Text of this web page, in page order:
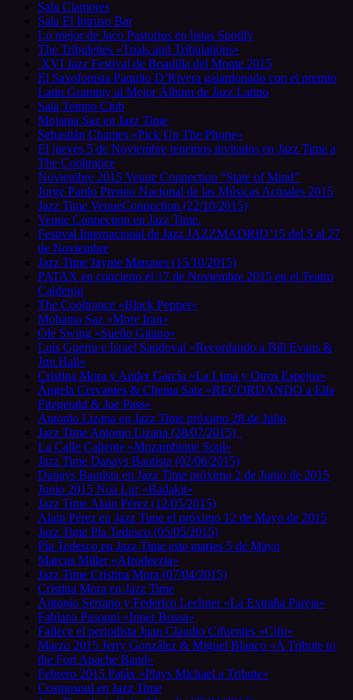
Sala Clamores
Sala El Intruso Bar
Lo mejor de Jaco Pastorius en listas Spotify
The Tribulettes «Trials and Tribulations»
XVI Jazz Festival de Boadilla del Monte 2015
El Saxofonista Paquito D’Rivera galardonado con el premio
Latin Grammy al Mejor Álbum de Jazz Latino
Sala Tempo Club
Mojama Saz en Jazz Time
Sebastián Chames «Pick Up The Phone»
El jueves 5 de Noviembre tenemos invitados en Jazz Time a
The Cooltrance
Noviembre 2015 Venue Connection “State of Mind”
Jorge Pardo Premio Nacional de las Músicas Actuales 2015
Jazz Time VenueConnection (22/10/2015)
Venue Connection en Jazz Time.
Festival Internacional de Jazz JAZZMADRID’15 del 5 al 27
de Noviembre
Jazz Time Jayme Marques (15/10/2015)
PATAX en concierto el 17 de Noviembre 2015 en el Teatro
Calderon
The Cooltrance «Black Pepper»
Mohama Saz «More Iran»
Ole Swing «Sueño Gitano»
Luis Guerra e Israel Sandoval «Recordando a Bill Evans &
Jim Hall»
Cristina Mora y Ander García «La Luna y Otros Espejos»
Ángela Cervantes & Chema Saiz «RECORDANDO a Ella
Fitzgerald & Joe Pass»
Antonio Lizana en Jazz Time próximo 28 de Julio
Jazz Time Antonio Lizana (28/07/2015)
La Calle Caliente «Mozambique Soul»
Jazz Time Danays Bautista (02/06/2015)
Danays Bautista en Jazz Time próximo 2 de Junio de 2015
Junio 2015 Noa Lur «Badakit»
Jazz Time Alain Pérez (12/05/2015)
Alain Pérez en Jazz Time el próximo 12 de Mayo de 2015
Jazz Time Pía Tedesco (05/05/2015)
Pía Tedesco en Jazz Time este martes 5 de Mayo
Marcus Miller «Afrodeezia»
Jazz Time Cristina Mora (07/04/2015)
Cristina Mora en Jazz Time
Antonio Serrano y Federico Lechner «La Extraña Pareja»
Fabiana Pasonni «Inner Bossa»
Fallece el periodista Juan Claudio Cifuentes «Cifu»
Marzo 2015 Jerry González & Miguel Blanco «A Tribute to
the Fort Apache Band»
Febrero 2015 Patáx «Plays Michael a Tribute»
Cosmosoul en Jazz Time